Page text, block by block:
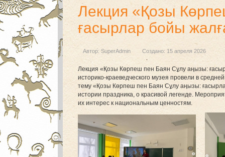
Лекция «Қозы
ғасырлар бойы
Автор: SuperAdmin Создано: 15 апреля 2026
Лекция «Қозы Көрпеш пен Баян Сұлу аңызы:
историко-краеведческого музея провели в
тему «Қозы Көрпеш пен Баян Сұлу аңызы:
истории праздника, о красивой легенде.
их интерес к национальным ценностям.